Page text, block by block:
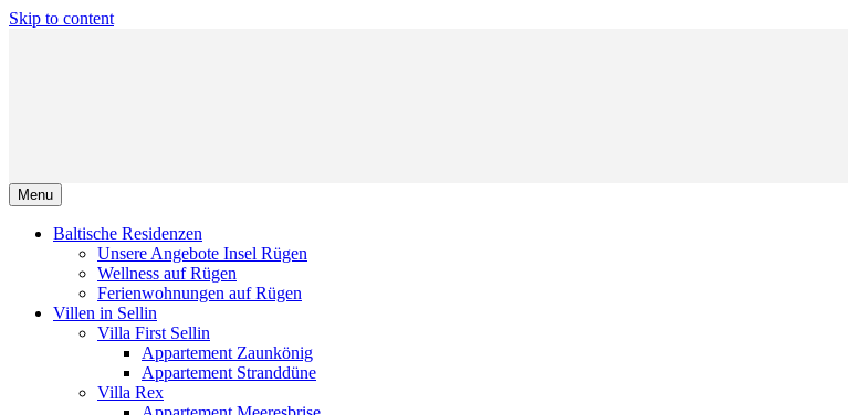
Skip to content
Menu
Baltische Residenzen
Unsere Angebote Insel Rügen
Wellness auf Rügen
Ferienwohnungen auf Rügen
Villen in Sellin
Villa First Sellin
Appartement Zaunkönig
Appartement Stranddüne
Villa Rex